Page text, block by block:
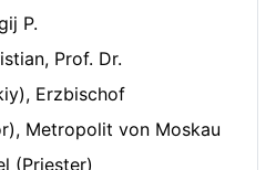
P.
Prof. Dr.
Erzbischof
Metropolit von Moskau
(Priester)